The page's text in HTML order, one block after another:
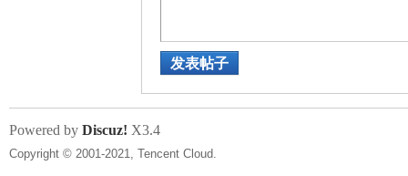
发表帖子
Powered by Discuz! X3.4
Copyright © 2001-2021, Tencent Cloud.